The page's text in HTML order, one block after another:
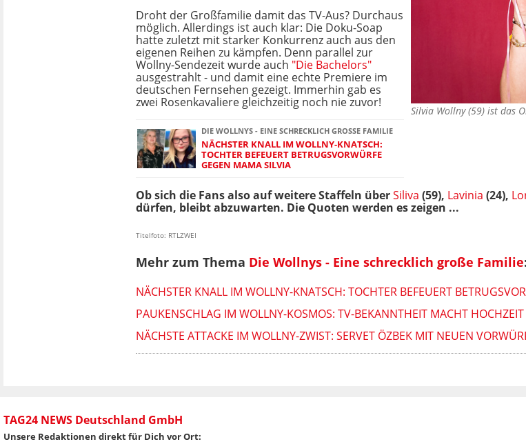
Silvia Wollny (59) ist das
Droht der Großfamilie damit das TV-Aus? Durchaus
möglich. Allerdings ist auch klar: Die Doku-Soap
hatte zuletzt mit starker Konkurrenz auch aus den
eigenen Reihen zu kämpfen. Denn parallel zur
Wollny-Sendezeit wurde auch "Die Bachelors"
ausgestrahlt - und damit eine echte Premiere im
deutschen Fernsehen gezeigt. Immerhin gab es
zwei Rosenkavaliere gleichzeitig noch nie zuvor!
DIE WOLLNYS - EINE SCHRECKLICH GROSSE FAMILIE
NÄCHSTER KNALL IM WOLLNY-KNATSCH:
TOCHTER BEFEUERT BETRUGSVORWÜRFE
GEGEN MAMA SILVIA
Ob sich die Fans also auf weitere Staffeln überSiliva (59), Lavinia (24),
dürfen, bleibt abzuwarten. Die Quoten werden es zeigen ...
Titelfoto: RTLZWEI
Mehr zum Thema Die Wollnys - Eine schrecklich große Familie:
NÄCHSTER KNALL IM WOLLNY-KNATSCH: TOCHTER BEFEUERT
PAUKENSCHLAG IM WOLLNY-KOSMOS: TV-BEKANNTHEIT MACHT HOCHZEIT
NÄCHSTE ATTACKE IM WOLLNY-ZWIST: SERVET ÖZBEK MIT NEUEN
TAG24 NEWS Deutschland GmbH
Unsere Redaktionen direkt für Dich vor Ort: